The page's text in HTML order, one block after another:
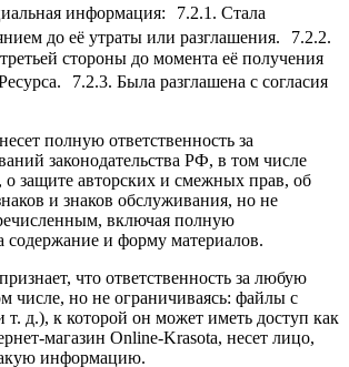
информация: 7.2.1. Стала
до её утраты или разглашения. 7.2.2.
стороны до момента её получения
7.2.3. Была разглашена с согласия
полную ответственность за
законодательства РФ, в том числе
о защите авторских и смежных прав, об
и знаков обслуживания, но не
включая полную
содержание и форму материалов.
что ответственность за любую
числе, но не ограничиваясь: файлы с
д.), к которой он может иметь доступ как
магазин Online-Krasota, несет лицо,
информацию.